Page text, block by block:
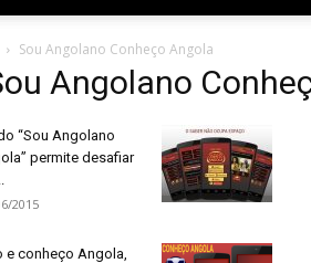
Sou Angolano Conheço Angola
Angolano
“Sou Angolano
permite desafiar
2015
e conheço Angola,